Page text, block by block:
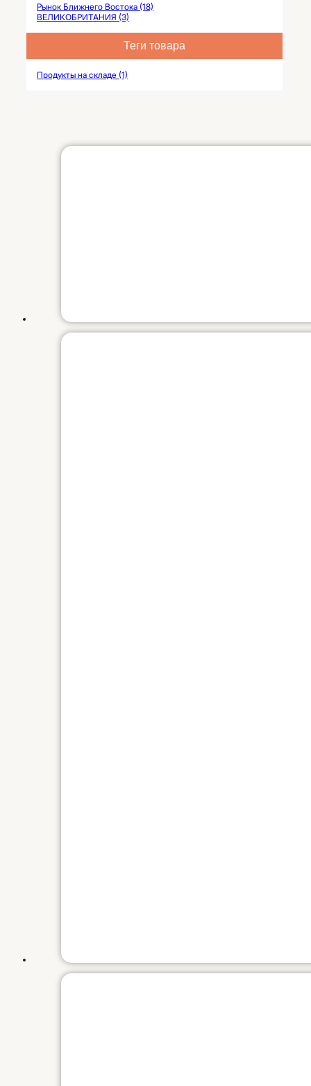
Рынок Ближнего Востока (18)
ВЕЛИКОБРИТАНИЯ (3)
Теги товара
Продукты на складе (1)